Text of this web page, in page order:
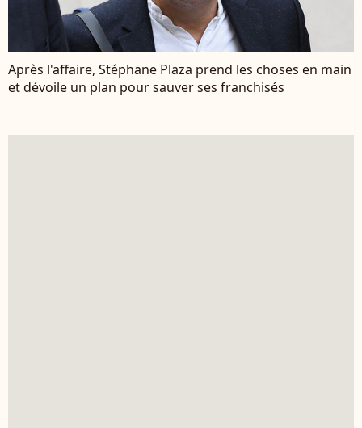
Après l'affaire, Stéphane Plaza prend les choses en main
et dévoile un plan pour sauver ses franchisés